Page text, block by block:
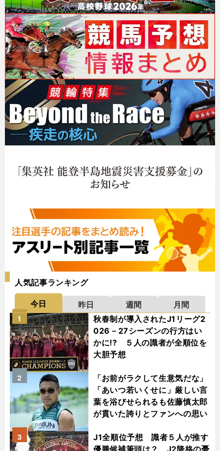
人気記事ランキング
今日 昨日 週間
月間
秋春制が導入されたJ1リーグ2
026－27シーズンの行方はい
かに!? ５人の識者が全順位を
大胆予想
1
「お前がラクして生意気だな」
「あいつ若いくせに」厳しい言
葉を浴びせられるも佐藤慎太郎
が貫いた誇りとファンへの思い
2
J1全順位予想 識者５人が推す
3